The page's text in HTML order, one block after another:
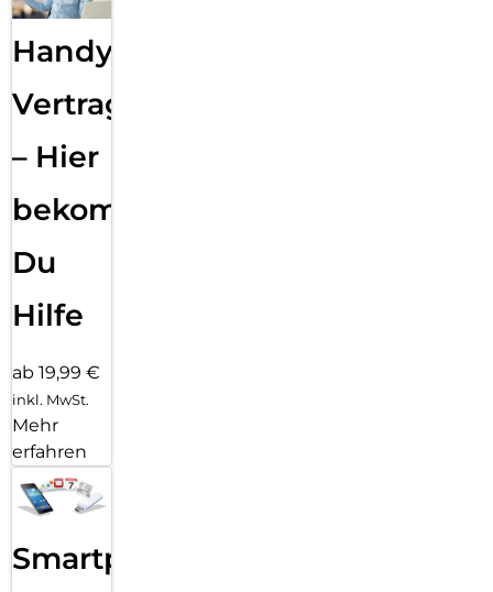
Handy
Vertragsabwicklung
– Hier
bekommst
Du
Hilfe
ab 19,99 €
inkl. MwSt.
Mehr
erfahren
Smartphone